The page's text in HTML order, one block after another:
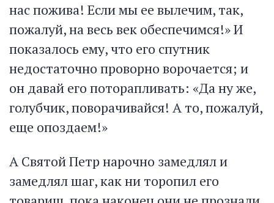
нас пожива! Если мы ее вылечим, так,
пожалуй, на весь век обеспечимся!» И
показалось ему, что его спутник
недостаточно проворно ворочается; и
он давай его поторапливать: «Да ну же,
голубчик, поворачивайся! А то, пожалуй,
еще опоздаем!»
А Святой Петр нарочно замедлял и
замедлял шаг, как ни торопил его